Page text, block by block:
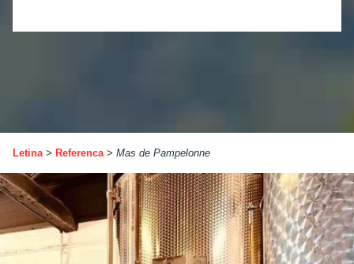
Letina> Referenca> Mas de Pampelonne